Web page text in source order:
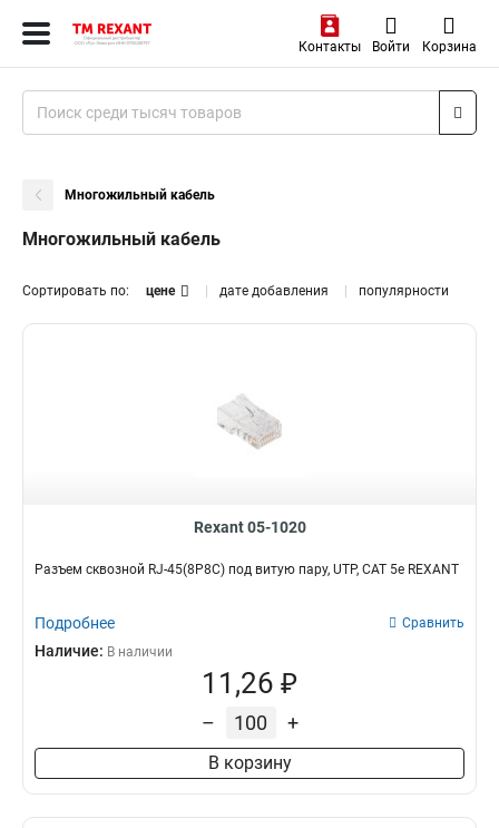
Контакты Войти Корзина
Многожильный кабель
Многожильный кабель
Сортировать по: цене дате добавления популярности
Rexant 05-1020
Разъем cквозной RJ-45(8P8C) под витую пару, UTP, CAT 5e REXANT
Подробнее Сравнить
Наличие: В наличии
11,26 ₽
– +
В корзину